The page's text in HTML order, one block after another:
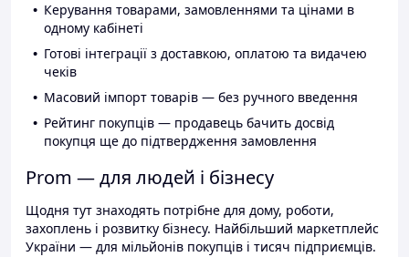
Керування товарами, замовленнями та цінами в
одному кабінеті
Готові інтеграції з доставкою, оплатою та видачею
чеків
Масовий імпорт товарів — без ручного введення
Рейтинг покупців — продавець бачить досвід
покупця ще до підтвердження замовлення
Prom — для людей і бізнесу
Щодня тут знаходять потрібне для дому, роботи,
захоплень і розвитку бізнесу. Найбільший маркетплейс
України — для мільйонів покупців і тисяч підприємців.